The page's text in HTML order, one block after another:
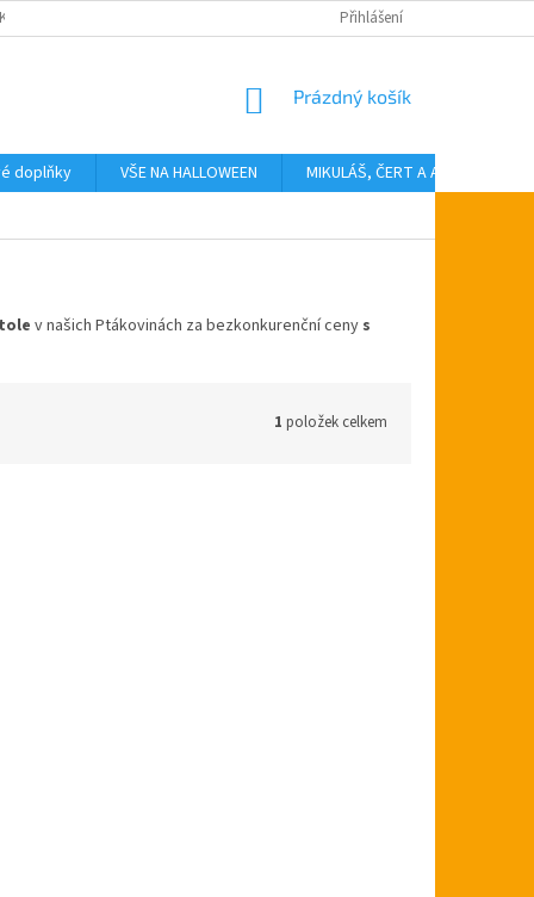
Přihlášení
NÁKUPNÍ
Prázdný košík
doplňky VŠE NA HALLOWEEN MIKULÁŠ, ČERT A ANDĚL
v našich Ptákovinách za bezkonkurenční ceny s
1 položek celkem